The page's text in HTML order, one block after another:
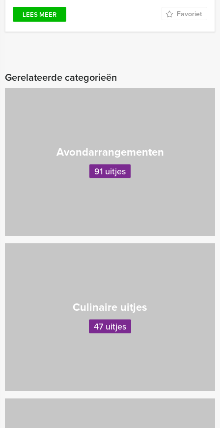
LEES MEER Favoriet
Gerelateerde categorieën
Avondarrangementen
91 uitjes
Culinaire uitjes
47 uitjes